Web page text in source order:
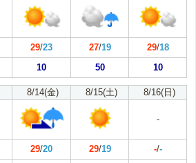
29/23 27/19 29/18
10 50 10
8/14(金) 8/15(土) 8/16(日)
-
29/20 29/19 -/-